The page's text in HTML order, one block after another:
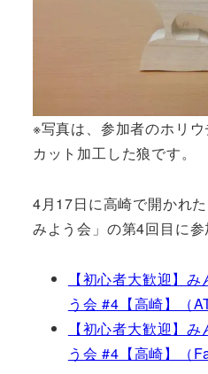
※写真は、参加者のホリ
カット加工した狼です。
4月17日に高崎で開かれ
みよう会」の第4回目に参
【初心者大歓迎】
う会 #4【高崎】（
【初心者大歓迎】
う会 #4【高崎】（